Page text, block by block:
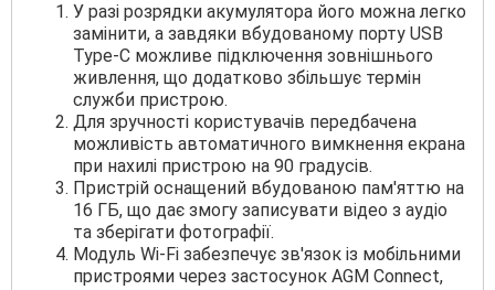
У разі розрядки акумулятора його можна легко
замінити, а завдяки вбудованому порту USB
Type-C можливе підключення зовнішнього
живлення, що додатково збільшує термін
служби пристрою.
Для зручності користувачів передбачена
можливість автоматичного вимкнення екрана
при нахилі пристрою на 90 градусів.
Пристрій оснащений вбудованою пам'яттю на
16 ГБ, що дає змогу записувати відео з аудіо
та зберігати фотографії.
Модуль Wi-Fi забезпечує зв'язок із мобільними
пристроями через застосунок AGM Connect,